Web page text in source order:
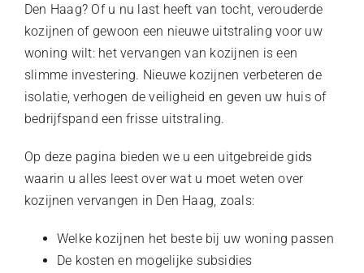
Den Haag? Of u nu last heeft van tocht, verouderde
kozijnen of gewoon een nieuwe uitstraling voor uw
woning wilt: het vervangen van kozijnen is een
slimme investering. Nieuwe kozijnen verbeteren de
isolatie, verhogen de veiligheid en geven uw huis of
bedrijfspand een frisse uitstraling.
Op deze pagina bieden we u een uitgebreide gids
waarin u alles leest over wat u moet weten over
kozijnen vervangen in Den Haag, zoals:
Welke kozijnen het beste bij uw woning passen
De kosten en mogelijke subsidies